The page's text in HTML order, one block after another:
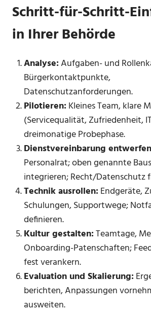
Schritt-für-Schritt-
in Ihrer Behörde
Analyse:Aufgaben- und
Bürgerkontaktpunkte,
Datenschutzanforderungen.
Pilotieren:Kleines Team, klare
(Servicequalität, Zufriedenheit,
dreimonatige Probephase.
Dienstvereinbarung
Personalrat; oben genannte
integrieren; Recht/Datenschutz
Technik ausrollen:Endgeräte,
Schulungen, Supportwege;
definieren.
Kultur gestalten:Teamtage,
Onboarding-Patenschaften;
fest verankern.
Evaluation und Skalierung:
berichten, Anpassungen
ausweiten.